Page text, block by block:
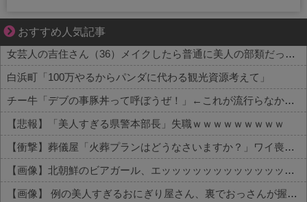
おすすめ人気記事
好青年の片思いが壊れていくまで
女芸人の吉住さん（36）メイクしたら普通に美人の部類だったと判明ｗｗｗｗｗｗｗｗｗ
白浜町「100万やるからパンダに代わる観光資源考えて」
チー牛「デブの事豚丼って呼ぼうぜ！」←これが流行らなかった理由
【悲報】「美人すぎる県警本部長」失職ｗｗｗｗｗｗｗｗｗ
【衝撃】葬儀屋「火葬プランはどうなさいますか？」ワイ喪主「直葬で(即答)」→結果ァw w w w w w w w w w
【画像】北朝鮮のビアガール、エッッッッッッッッッッッッッッッッッ！
【画像】 例の美人すぎるおにぎり屋さん、裏でおっさんが握っていたｗｗｗｗｗｗｗｗｗｗｗｗｗｗｗｗｗ